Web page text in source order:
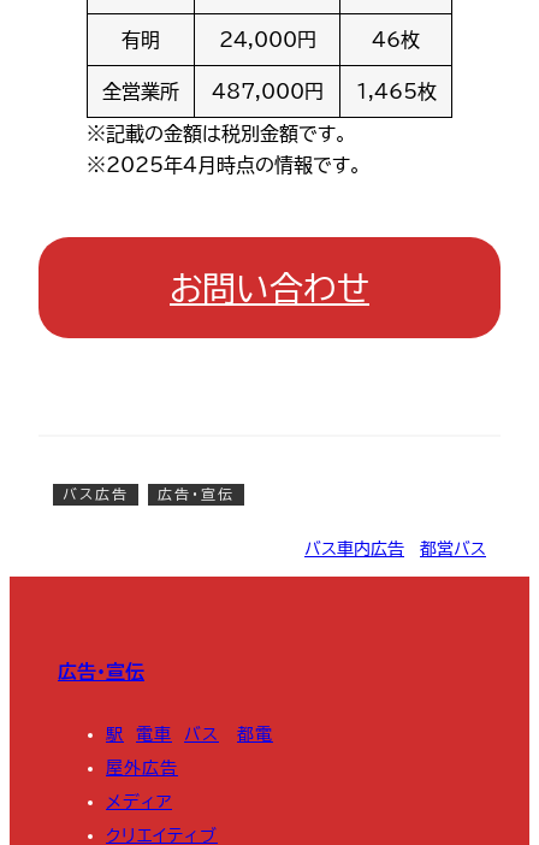
有明 24,000円 46枚
全営業所 487,000円 1,465枚
※記載の金額は税別金額です。
※2025年4月時点の情報です。
お問い合わせ
バス広告 広告・宣伝
バス車内広告 都営バス
広告・宣伝
駅 電車 バス
都電
屋外広告
メディア
クリエイティブ